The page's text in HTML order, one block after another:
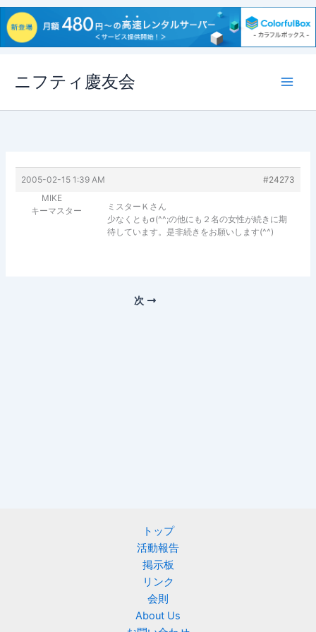
ス
ニフティ慶友会
2005-02-15 1:39 AM
#24273
MIKE
キーマスター
ミスターＫさん
少なくともσ(^^;の他にも２名の女性が続きに期
待しています。是非続きをお願いします(^^)
次
トップ
活動報告
掲示板
リンク
会則
About Us